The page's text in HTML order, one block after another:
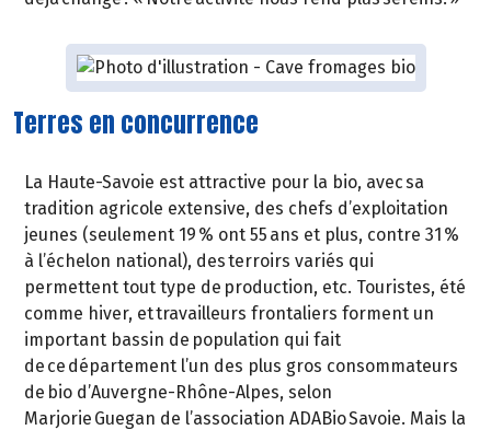
Terres en concurrence
La Haute-Savoie est attractive pour la bio, avec sa
tradition agricole extensive, des chefs d’exploitation
jeunes (seulement 19 % ont 55 ans et plus, contre 31 %
à l’échelon national), des terroirs variés qui
permettent tout type de production, etc. Touristes, été
comme hiver, et travailleurs frontaliers forment un
important bassin de population qui fait
de ce département l’un des plus gros consommateurs
de bio d’Auvergne-Rhône-Alpes, selon
Marjorie Guegan de l’association ADABio Savoie. Mais la